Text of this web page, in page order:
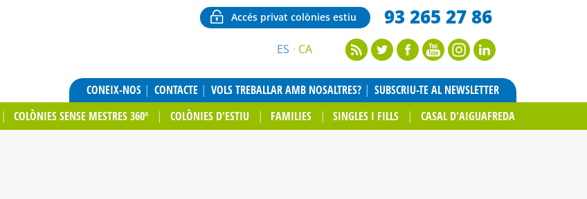
Accés privat colònies estiu 93 265 27 86
ES CA
CONEIX-NOS CONTACTE VOLS TREBALLAR AMB NOSALTRES?
SUBSCRIU-TE AL NEWSLETTER
COLÒNIES SENSE MESTRES 360º COLÒNIES D'ESTIU FAMILIES SINGLES I FILLS CASAL D'AIGUAFREDA